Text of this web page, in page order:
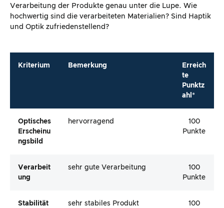
Verarbeitung der Produkte genau unter die Lupe. Wie
hochwertig sind die verarbeiteten Materialien? Sind Haptik
und Optik zufriedenstellend?
Kriterium Bemerkung
Erreich
te
Punktz
ahl*
Optisches
Erscheinu
Ngsbild
hervorragend
100
Punkte
Verarbeit
Ung
sehr gute Verarbeitung
100
Punkte
Stabilität sehr stabiles Produkt
100